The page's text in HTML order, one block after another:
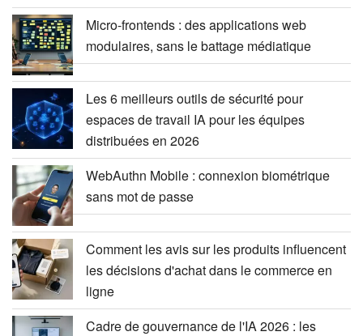
Micro-frontends : des applications web
modulaires, sans le battage médiatique
Les 6 meilleurs outils de sécurité pour
espaces de travail IA pour les équipes
distribuées en 2026
WebAuthn Mobile : connexion biométrique
sans mot de passe
Comment les avis sur les produits influencent
les décisions d'achat dans le commerce en
ligne
Cadre de gouvernance de l'IA 2026 : les